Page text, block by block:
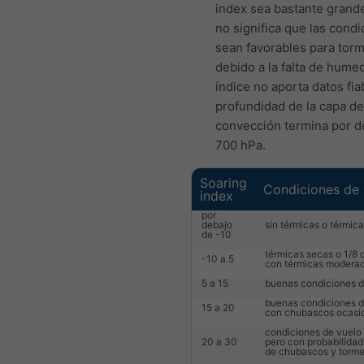
index sea bastante
no significa que las
sean favorables para
debido a la falta de
índice no aporta datos
profundidad de la capa de
convección termina por
700 hPa.
Soaring
index
Condiciones de
por
debajo
de -10
sin térmicas o
-10 a 5
térmicas secas o 1/8
con térmicas
5 a 15
buenas condiciones
15 a 20
buenas condiciones
con chubascos
20 a 30
condiciones de
pero con
de chubascos y